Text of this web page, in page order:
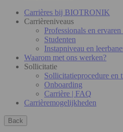
Carrières bij BIOTRONIK
Carrièreniveaus
Professionals en
Studenten
Instapniveau en
Waarom met ons werken?
Sollicitatie
Sollicitatieprocedure en
Onboarding
Carrière | FAQ
Carrièremogelijkheden
Back